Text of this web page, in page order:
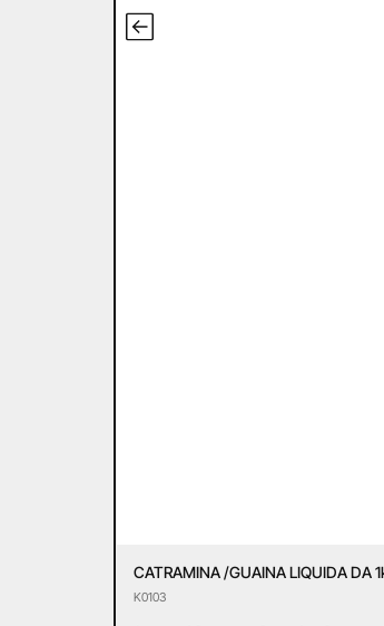
CATRAMINA /GUAINA LIQUIDA DA
K0103